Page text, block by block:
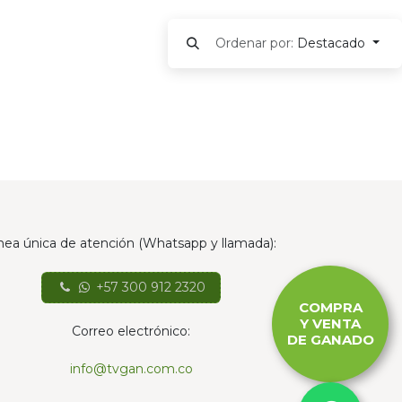
Ordenar por: Destacado
única de atención (Whatsapp y llamada):
+57 300 912 2320
Correo electrónico:
info@tvgan.com.co
COMPRA
Y VENTA
DE GANADO